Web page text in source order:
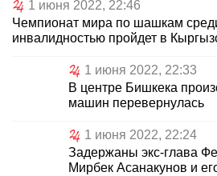
1 июня 2022, 22:46
Чемпионат мира по шашкам
инвалидностью пройдет в
1 июня 2022, 22:33
В центре Бишкека
машин перевернулась
1 июня 2022, 22:24
Задержаны экс-глава
Мирбек Асанакунов и